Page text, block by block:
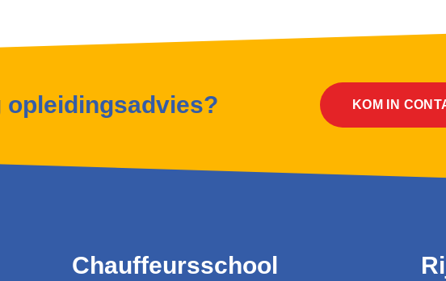
opleidingsadvies? KOM IN
Chauffeursschool